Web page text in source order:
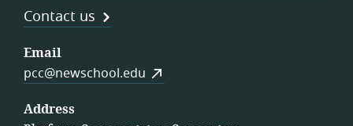
Contact us
Email
pcc@newschool.edu
Address